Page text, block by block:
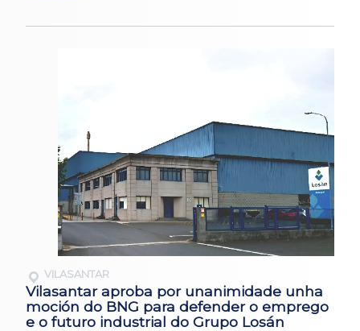
VILASANTAR
Vilasantar aproba por unanimidade unha
moción do BNG para defender o emprego
e o futuro industrial do Grupo Losán